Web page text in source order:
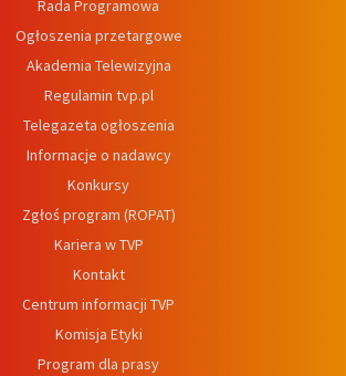
Rada Programowa
Ogłoszenia przetargowe
Akademia Telewizyjna
Regulamin tvp.pl
Telegazeta ogłoszenia
Informacje o nadawcy
Konkursy
Zgłoś program (ROPAT)
Kariera w TVP
Kontakt
Centrum informacji TVP
Komisja Etyki
Program dla prasy